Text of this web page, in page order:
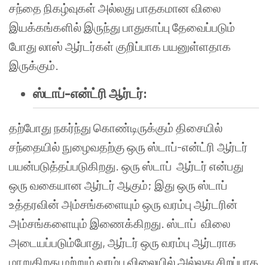
சந்தை நிகழ்வுகள் அல்லது பாதகமான விலை
இயக்கங்களில் இருந்து பாதுகாப்பு தேவைப்படும்
போது லாஸ் ஆர்டர்கள் குறிப்பாக பயனுள்ளதாக
இருக்கும்.
ஸ்டாப்-என்ட்ரி ஆர்டர்:
தற்போது நகர்ந்து கொண்டிருக்கும் திசையில்
சந்தையில் நுழைவதற்கு ஒரு ஸ்டாப்-என்ட்ரி ஆர்டர்
பயன்படுத்தப்படுகிறது. ஒரு ஸ்டாப் ஆர்டர் என்பது
ஒரு வகையான ஆர்டர் ஆகும்; இது ஒரு ஸ்டாப்
உத்தரவின் அம்சங்களையும் ஒரு வரம்பு ஆர்டரின்
அம்சங்களையும் இணைக்கிறது. ஸ்டாப் விலை
அடையப்படும்போது, ஆர்டர் ஒரு வரம்பு ஆர்டராக
மாறுகிறது மற்றும் வரம்பு விலையில் அல்லது சிறப்பாக